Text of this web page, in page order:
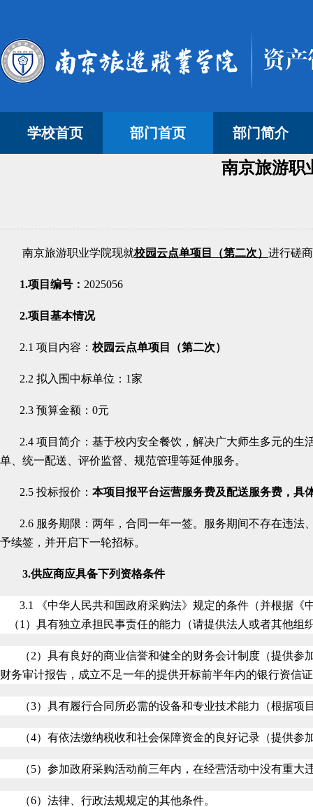
学校首页 部门首页 部门简介
南京旅游职
南京旅游职业学院现就校园云点单项目（第二次） 进行磋
1.项目编号： 2025056
2.项目基本情况
2.1 项目内容： 校园云点单项目（第二次）
2.2 拟入围中标单位：1家
2.3 预算金额：0元
2.4 项目简介：基于校内安全餐饮，解决广大师生多元的
单、统一配送、评价监督、规范管理等延伸服务。
2.5 投标报价： 本项目报平台运营服务费及配送服务费，具
2.6 服务期限： 两年，合同一年一签。服务期间不存在违法
予续签，并开启下一轮招标。
3.供应商应具备下列资格条件
3.1
《中华人民共和国政府采购法》规定的条件（并根据
（1）具有独立承担民事责任的能力（请提供法人或者其他
（2）具有良好的商业信誉和健全的财务会计制度（提供
财务审计报告，成立不足一年的提供开标前半年内的银行资信
（3）具有履行合同所必需的设备和专业技术能力（根据
（4）有依法缴纳税收和社会保障资金的良好记录（提供
（5）参加政府采购活动前三年内，在经营活动中没有重
（6）法律、行政法规规定的其他条件。